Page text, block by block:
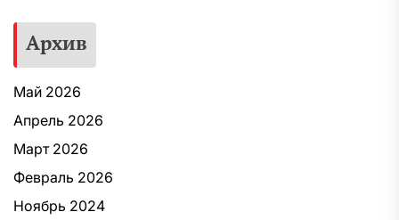
Архив
Май 2026
Апрель 2026
Март 2026
Февраль 2026
Ноябрь 2024